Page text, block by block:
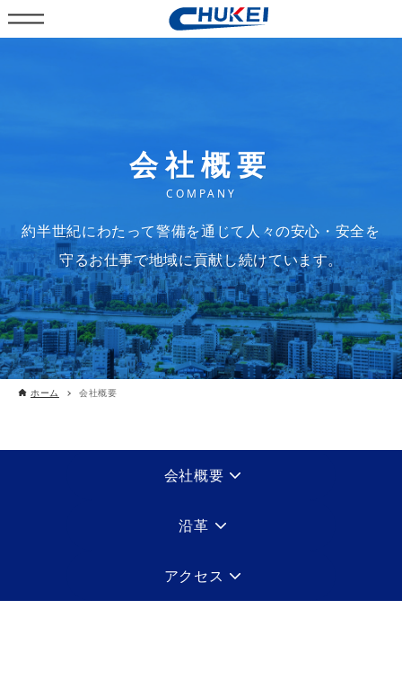
会社概要
COMPANY
約半世紀にわたって警備を通じて人々の安心・安全を
守るお仕事で地域に貢献し続けています。
ホーム 会社概要
会社概要
沿革
アクセス